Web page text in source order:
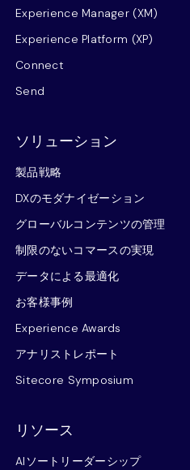
Experience Manager (XM)
Experience Platform (XP)
Connect
Send
ソリューション
製品戦略
DXのモダナイゼーション
グローバルコンテンツの管理
制限のないコマースの実現
データによる最適化
お客様事例
Experience Awards
アナリストレポート
Sitecore Symposium
リソース
AIソートリーダーシップ